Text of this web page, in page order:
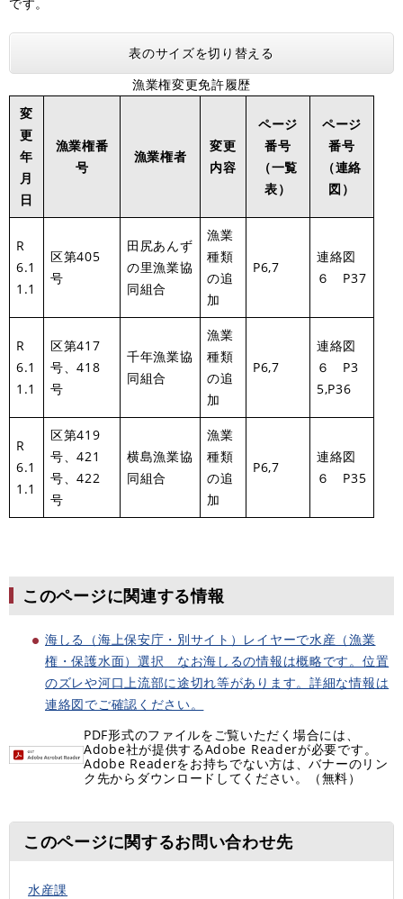
表のサイズを切り替える
漁業権変更免許履歴
変
更
年
月
日
漁業権番
号
漁業権者
変更
内容
ページ
番号
（一覧
表）
ページ
番号
（連絡
図）
R
6.1
1.1
区第405
号
田尻あんず
の里漁業協
同組合
漁業
種類
の追
加
P6,7
連絡図
６ P37
R
6.1
1.1
区第417
号、418
号
千年漁業協
同組合
漁業
種類
の追
加
P6,7
連絡図
６ P3
5,P36
R
6.1
1.1
区第419
号、421
号、422
号
横島漁業協
同組合
漁業
種類
の追
加
P6,7
連絡図
６ P35
このページに関連する情報
海しる（海上保安庁・別サイト）レイヤーで水産（漁業
権・保護水面）選択 なお海しるの情報は概略です。位置
のズレや河口上流部に途切れ等があります。詳細な情報は
連絡図でご確認ください。
PDF形式のファイルをご覧いただく場合には、
Adobe社が提供するAdobe Readerが必要です。
Adobe Readerをお持ちでない方は、バナーのリン
ク先からダウンロードしてください。（無料）
このページに関するお問い合わせ先
水産課